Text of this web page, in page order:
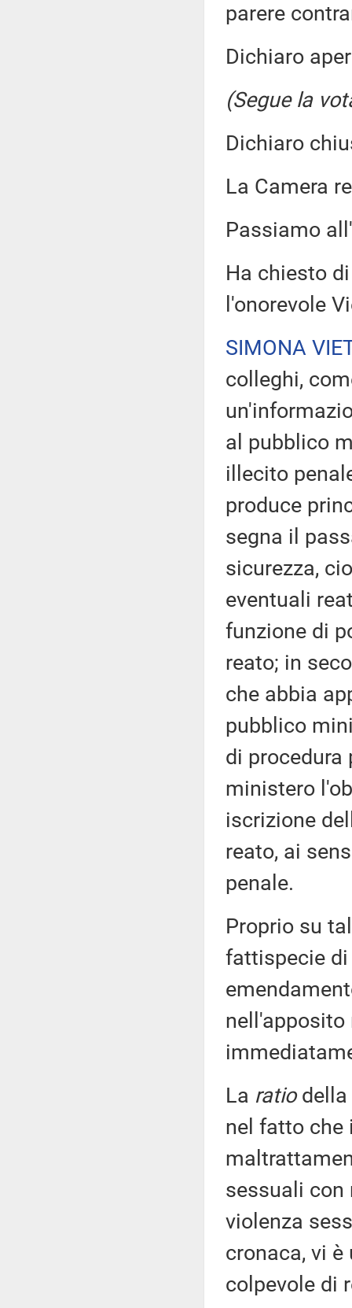
parere
Dichiaro
(Segue la
Dichiaro
La Camera
Passiamo
Ha chiesto
l'onorevole
SIMONA
colleghi,
al pubblico
illecito
produce
segna il
sicurezza,
eventuali
funzione di
reato; in
che abbia
pubblico
di procedura
ministero
iscrizione
reato, ai
penale.
Proprio su
fattispecie
La ratiodella
nel fatto che
sessuali con
violenza
cronaca, vi
colpevole di